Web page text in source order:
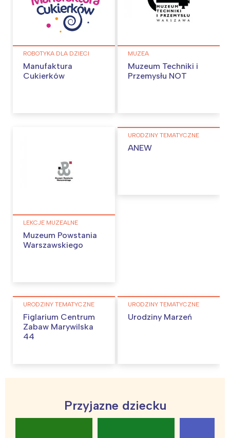
ROBOTYKA DLA DZIECI
Manufaktura
Cukierków
MUZEA
Muzeum Techniki i
Przemysłu NOT
LEKCJE MUZEALNE
Muzeum Powstania
Warszawskiego
URODZINY TEMATYCZNE
ANEW
URODZINY TEMATYCZNE
Figlarium Centrum
Zabaw Marywilska
44
URODZINY TEMATYCZNE
Urodziny Marzeń
Przyjazne dziecku
Interesują mnie wydarzenia z
tego regionu: